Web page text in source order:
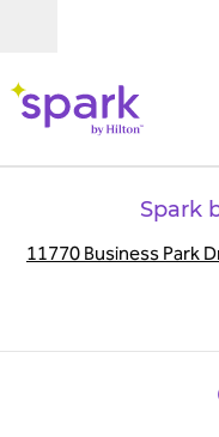
Spark
11770 Business Park